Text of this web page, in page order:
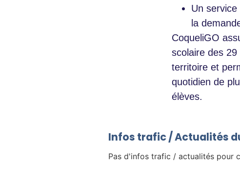
Un
la
CoqueliGO
scolaire des
territoire et
quotidien de
élèves.
Infos trafic / Actualités
Pas d'infos trafic / actualités pour